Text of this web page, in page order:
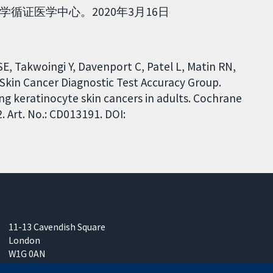
循证医学中心。2020年3月16日
Takwoingi Y, Davenport C, Patel L, Matin RN,
Cancer Diagnostic Test Accuracy Group.
keratinocyte skin cancers in adults. Cochrane
No.: CD013191. DOI:
11-13 Cavendish Square
London
W1G 0AN
United Kingdom